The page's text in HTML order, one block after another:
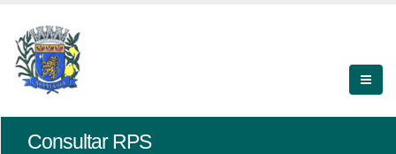
Consultar RPS